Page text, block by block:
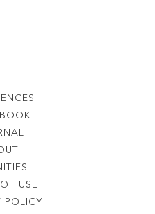
OF USE
POLICY